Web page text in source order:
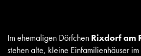
Im ehemaligen Dörfchen Rixdorf am
stehen alte, kleine Einfamilienhäuser